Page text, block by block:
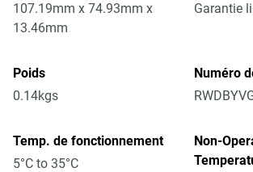
107.19mm x 74.93mm x
13.46mm
Garantie
Poids
0.14kgs
Numéro
Temp. de fonctionnement
5°C to 35°C
Non-